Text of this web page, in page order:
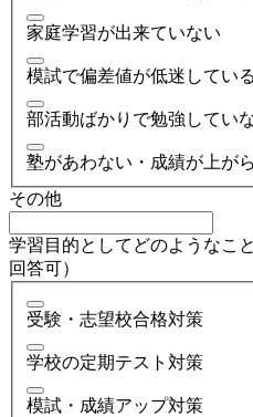
家庭学習が出来ていない
模試で偏差値が低迷している
部活動ばかりで勉強してい
塾があわない・成績が上が
その他
学習目的としてどのようなこ
回答可）
受験・志望校合格対策
学校の定期テスト対策
模試・成績アップ対策